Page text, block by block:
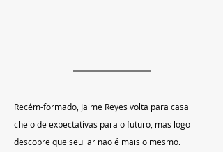
Recém-formado, Jaime Reyes volta para casa
cheio de expectativas para o futuro, mas logo
descobre que seu lar não é mais o mesmo.